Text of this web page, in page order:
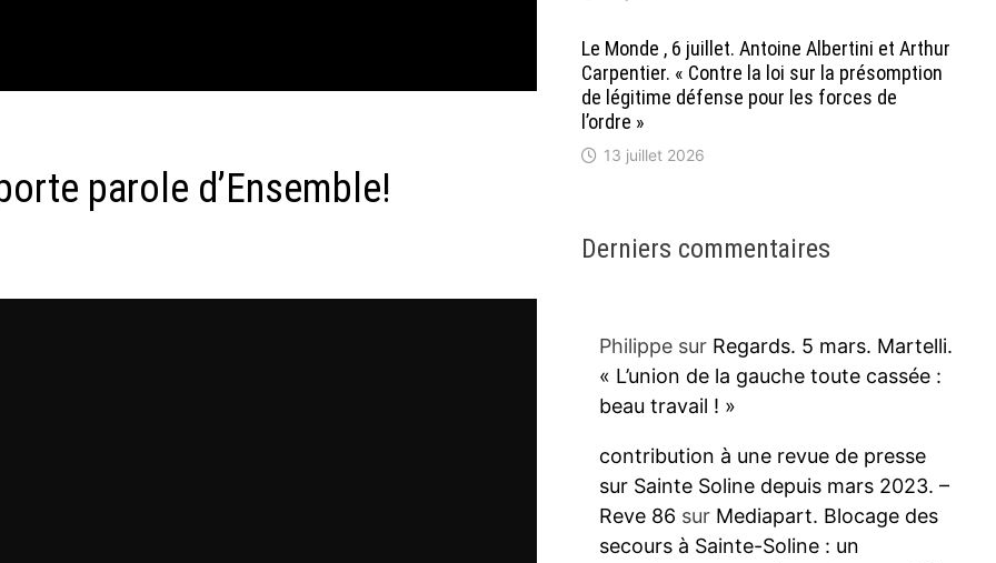
parole d’Ensemble!
Le Monde , 6 juillet. Antoine Albertini et Arthur
Carpentier. « Contre la loi sur la présomption
de légitime défense pour les forces de
l’ordre »
13 juillet 2026
Derniers commentaires
Philippesur Regards. 5 mars. Martelli.
« L’union de la gauche toute cassée :
beau travail ! »
contribution à une revue de presse
sur Sainte Soline depuis mars 2023. –
Reve 86 sur Mediapart. Blocage des
secours à Sainte-Soline : un